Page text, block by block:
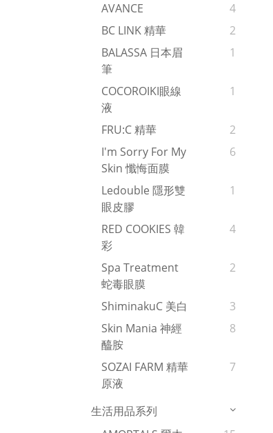
AVANCE
4
BC LINK 精華
2
BALASSA 日本眉
筆
1
COCOROIKI眼線
液
1
FRU:C 精華
2
I'm Sorry For My
Skin 懺悔面膜
6
Ledouble 隱形雙
眼皮膠
1
RED COOKIES 韓
彩
4
Spa Treatment
蛇毒眼膜
2
ShiminakuC 美白
3
Skin Mania 神經
醯胺
8
SOZAI FARM 精華
原液
7
生活用品系列